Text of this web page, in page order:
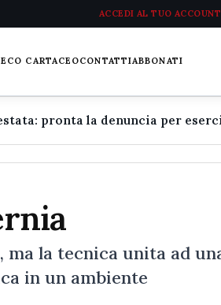
ACCEDI AL TUO
ECO CARTACEOCONTATTIABBONATI
ma la tecnica unita ad
in un ambiente